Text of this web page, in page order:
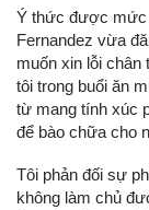
Ý thức được mức
Fernandez vừa
muốn xin lỗi
tôi trong buổi ăn
từ mang tính xúc
để bào chữa cho
Tôi phản đối sự
không làm chủ